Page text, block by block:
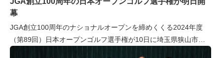
幕
JGA創立100周年のナショナルオープンを締めくくる2024年度
（第89回）日本オープンゴルフ選手権が10日に埼玉県狭山市の